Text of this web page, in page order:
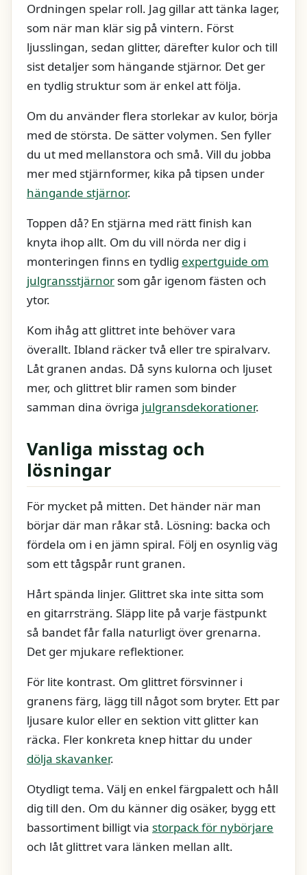
Ordningen spelar roll. Jag gillar att tänka lager,
som när man klär sig på vintern. Först
ljusslingan, sedan glitter, därefter kulor och till
sist detaljer som hängande stjärnor. Det ger
en tydlig struktur som är enkel att följa.
Om du använder flera storlekar av kulor, börja
med de största. De sätter volymen. Sen fyller
du ut med mellanstora och små. Vill du jobba
mer med stjärnformer, kika på tipsen under
hängande stjärnor.
Toppen då? En stjärna med rätt finish kan
knyta ihop allt. Om du vill nörda ner dig i
monteringen finns en tydlig expertguide om
julgransstjärnor som går igenom fästen och
ytor.
Kom ihåg att glittret inte behöver vara
överallt. Ibland räcker två eller tre spiralvarv.
Låt granen andas. Då syns kulorna och ljuset
mer, och glittret blir ramen som binder
samman dina övriga julgransdekorationer.
Vanliga misstag och
lösningar
För mycket på mitten. Det händer när man
börjar där man råkar stå. Lösning: backa och
fördela om i en jämn spiral. Följ en osynlig väg
som ett tågspår runt granen.
Hårt spända linjer. Glittret ska inte sitta som
en gitarrsträng. Släpp lite på varje fästpunkt
så bandet får falla naturligt över grenarna.
Det ger mjukare reflektioner.
För lite kontrast. Om glittret försvinner i
granens färg, lägg till något som bryter. Ett par
ljusare kulor eller en sektion vitt glitter kan
räcka. Fler konkreta knep hittar du under
dölja skavanker.
Otydligt tema. Välj en enkel färgpalett och håll
dig till den. Om du känner dig osäker, bygg ett
bassortiment billigt via storpack för nybörjare
och låt glittret vara länken mellan allt.